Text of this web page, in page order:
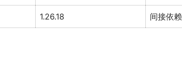
1.26.18 间接依赖